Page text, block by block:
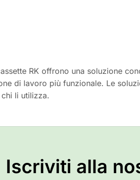
RK offrono una soluzione
di lavoro più funzionale. Le
li utilizza.
Iscriviti alla